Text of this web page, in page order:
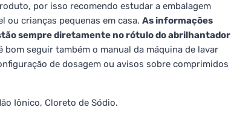
por isso recomendo estudar a embalagem
ou crianças pequenas em casa. As informações
sempre diretamente no rótulo do abrilhantador
bom seguir também o manual da máquina de lavar
de dosagem ou avisos sobre comprimidos
Iônico, Cloreto de Sódio.